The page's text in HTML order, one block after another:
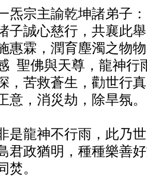
炁宗主諭乾坤諸弟子：
子誠心慈行，共襄此
惠霖，潤育塵濁之物
聖佛與天尊，龍神行
，苦救蒼生，勸世行
意，消災劫，除旱氛。
是龍神不行雨，此乃
君政猶明，種種樂善
焚。